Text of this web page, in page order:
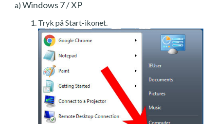
a) Windows 7 / XP
Tryk på Start-ikonet.